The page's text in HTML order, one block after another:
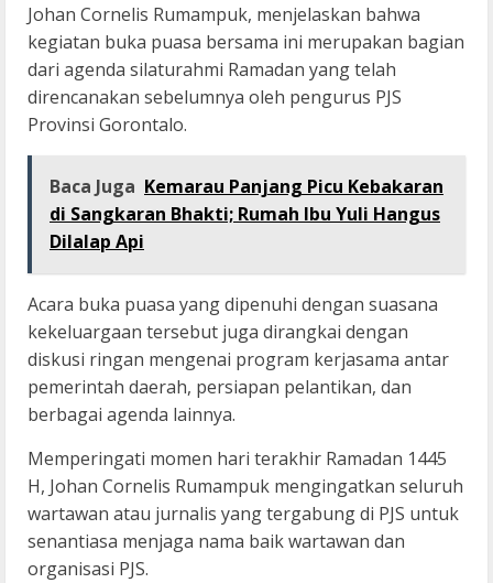
Johan Cornelis Rumampuk, menjelaskan bahwa
kegiatan buka puasa bersama ini merupakan bagian
dari agenda silaturahmi Ramadan yang telah
direncanakan sebelumnya oleh pengurus PJS
Provinsi Gorontalo.
Baca Juga Kemarau Panjang Picu Kebakaran
di Sangkaran Bhakti; Rumah Ibu Yuli Hangus
Dilalap Api
Acara buka puasa yang dipenuhi dengan suasana
kekeluargaan tersebut juga dirangkai dengan
diskusi ringan mengenai program kerjasama antar
pemerintah daerah, persiapan pelantikan, dan
berbagai agenda lainnya.
Memperingati momen hari terakhir Ramadan 1445
H, Johan Cornelis Rumampuk mengingatkan seluruh
wartawan atau jurnalis yang tergabung di PJS untuk
senantiasa menjaga nama baik wartawan dan
organisasi PJS.